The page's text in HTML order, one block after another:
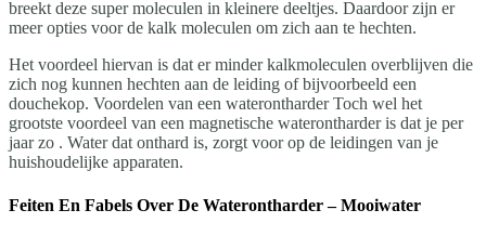
breekt deze super moleculen in kleinere deeltjes. Daardoor zijn er
meer opties voor de kalk moleculen om zich aan te hechten.
Het voordeel hiervan is dat er minder kalkmoleculen overblijven die
zich nog kunnen hechten aan de leiding of bijvoorbeeld een
douchekop. Voordelen van een waterontharder Toch wel het
grootste voordeel van een magnetische waterontharder is dat je per
jaar zo . Water dat onthard is, zorgt voor op de leidingen van je
huishoudelijke apparaten.
Feiten En Fabels Over De Waterontharder – Mooiwater